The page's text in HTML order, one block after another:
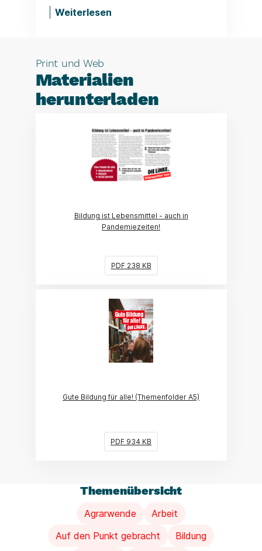
Weiterlesen
Print und Web
Materialien
herunterladen
Bildung ist Lebensmittel - auch in
Pandemiezeiten!
(Link öffnet ein neues Fenster)
PDF 238 KB
Gute Bildung für alle! (Themenfolder A5)
(Link öffnet ein neues Fenster)
PDF 934 KB
Themenübersicht
Agrarwende
Arbeit
Auf den Punkt gebracht
Bildung